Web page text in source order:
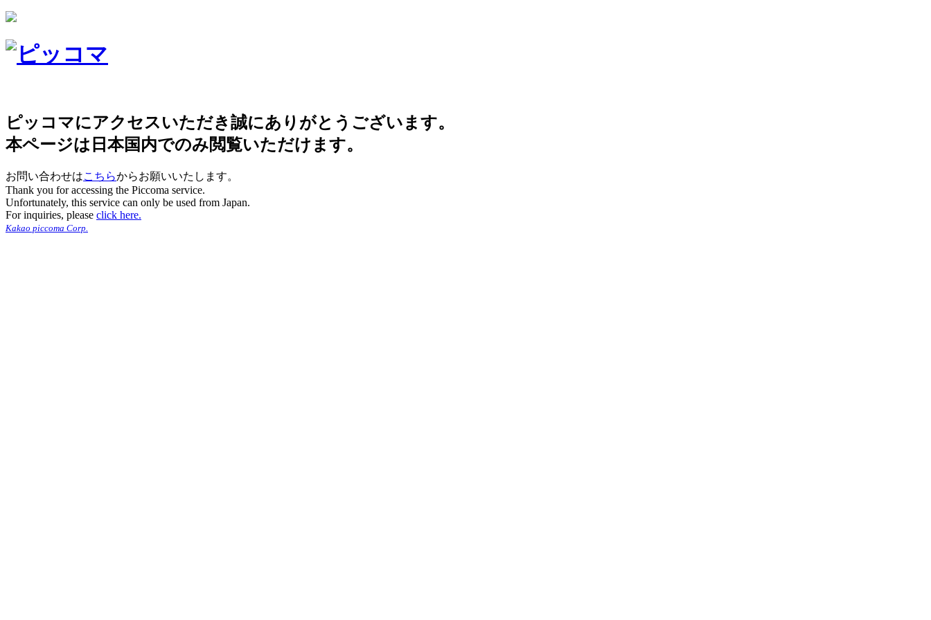
ピッコマにアクセスいただき誠にありがとうございます。
本ページは日本国内でのみ閲覧いただけます。
お問い合わせはこちらからお願いいたします。
Thank you for accessing the Piccoma service.
Unfortunately, this service can only be used from Japan.
For inquiries, please click here.
Kakao piccoma Corp.